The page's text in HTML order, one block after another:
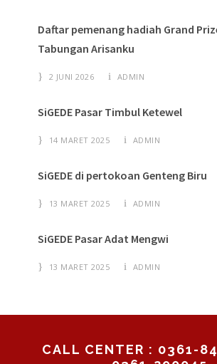
Daftar pemenang hadiah Grand
Tabungan Arisanku
2 JUNI 2026 ADMIN
SiGEDE Pasar Timbul Ketewel
14 MARET 2025 ADMIN
SiGEDE di pertokoan Genteng Biru
13 MARET 2025 ADMIN
SiGEDE Pasar Adat Mengwi
13 MARET 2025 ADMIN
CALL CENTER : 0361-